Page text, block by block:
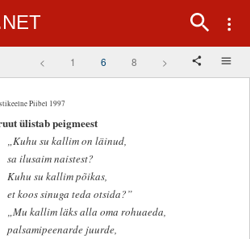
< 1 6 8 >
Piibel 1997
ülistab peigmeest
„Kuhu su kallim on läinud,
sa ilusaim naistest?
Kuhu su kallim põikas,
et koos sinuga teda otsida?”
„Mu kallim läks alla oma rohuaeda,
palsamipeenarde juurde,